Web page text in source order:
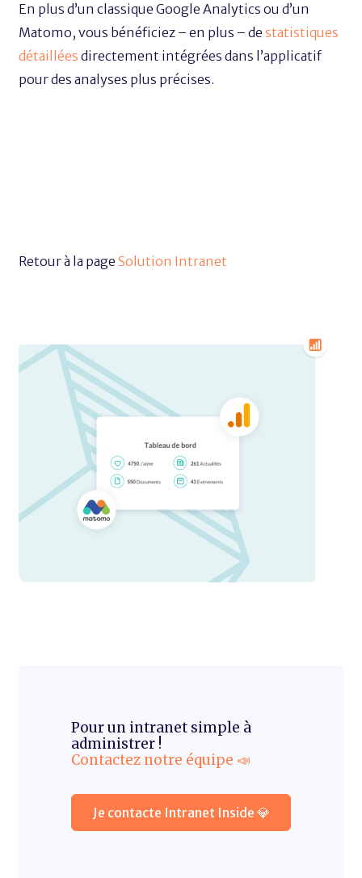
En plus d’un classique Google Analytics ou d’un
Matomo, vous bénéficiez – en plus – destatistiques
détaillées directement intégrées dans l’applicatif
pour des analyses plus précises.
Retour à la pageSolution Intranet
Pour un intranet simple à
administrer !
Contactez notre équipe 📣
Je contacte Intranet Inside 💎